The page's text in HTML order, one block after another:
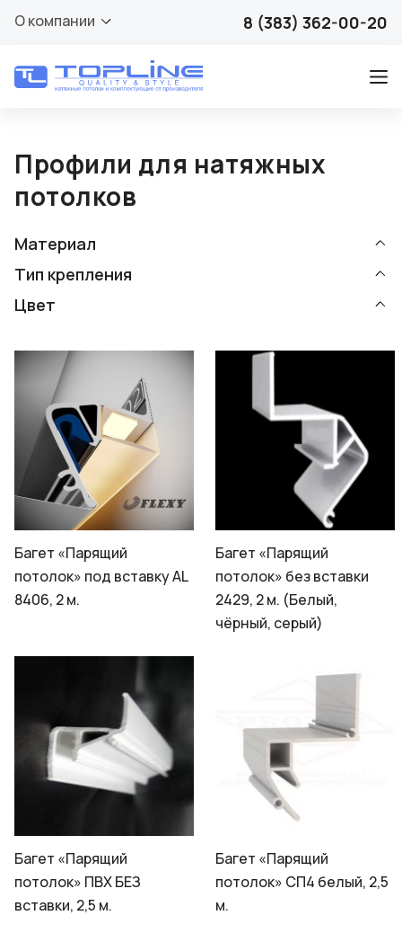
О компании 8 (383) 362-00-20
Профили для натяжных
потолков
Материал
Тип крепления
Цвет
Багет «Парящий
потолок» под вставку AL
8406, 2 м.
Багет «Парящий
потолок» без вставки
2429, 2 м. (Белый,
чёрный, серый)
Багет «Парящий
потолок» ПВХ БЕЗ
вставки, 2,5 м.
Багет «Парящий
потолок» СП4 белый, 2,5
м.